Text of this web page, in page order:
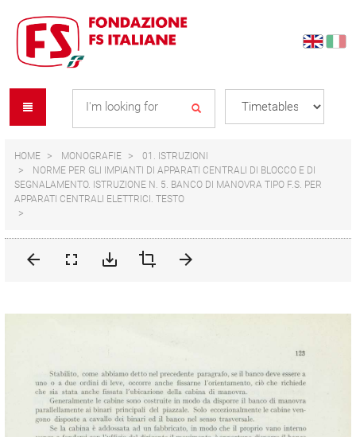
content
navigation
menu
HOME MONOGRAFIE
01. ISTRUZIONI
NORME PER GLI IMPIANTI DI APPARATI CENTRALI DI BLOCCO E DI
SEGNALAMENTO. ISTRUZIONE N. 5. BANCO DI MANOVRA TIPO F.S. PER
APPARATI CENTRALI ELETTRICI. TESTO